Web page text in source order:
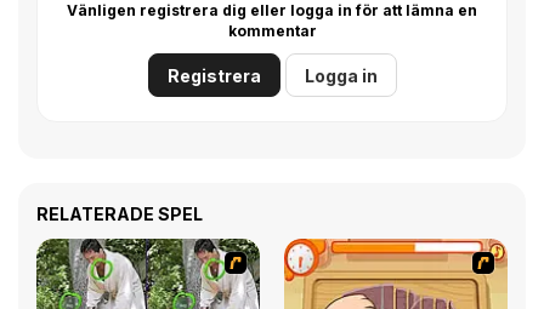
Vänligen registrera dig eller logga in för att lämna en
kommentar
Registrera Logga in
RELATERADE SPEL